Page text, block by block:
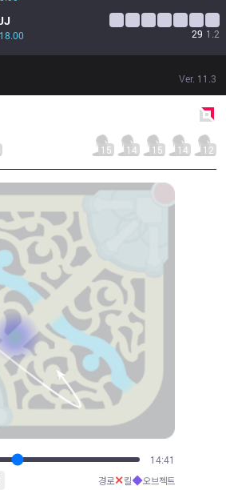
18.00 29 1.2
Ver. 11.3
15 14 15 14 12
15:53
경로✕킬◆오브젝트